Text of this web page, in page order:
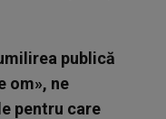
publică
om», ne
pentru care